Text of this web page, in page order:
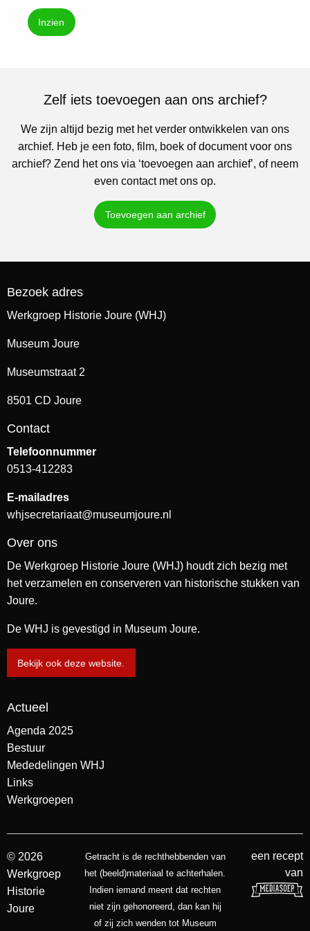
Inzien
Zelf iets toevoegen aan ons archief?
We zijn altijd bezig met het verder ontwikkelen van ons
archief. Heb je een foto, film, boek of document voor ons
archief? Zend het ons via ‘toevoegen aan archief’, of neem
even contact met ons op.
Toevoegen aan archief
Bezoek adres
Werkgroep Historie Joure (WHJ)
Museum Joure
Museumstraat 2
8501 CD Joure
Contact
Telefoonnummer
0513-412283
E-mailadres
whjsecretariaat@museumjoure.nl
Over ons
De Werkgroep Historie Joure (WHJ) houdt zich bezig met
het verzamelen en conserveren van historische stukken van
Joure.
De WHJ is gevestigd in Museum Joure.
Bekijk ook deze website.
Actueel
Agenda 2025
Bestuur
Mededelingen WHJ
Links
Werkgroepen
© 2026
Werkgroep
Historie
Joure
Getracht is de rechthebbenden van
het (beeld)materiaal te achterhalen.
Indien iemand meent dat rechten
niet zijn gehonoreerd, dan kan hij
of zij zich wenden tot Museum
een recept
van